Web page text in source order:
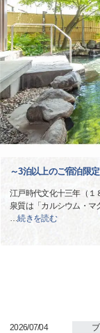
～3泊以上のご宿泊限
江戸時代文化十三年（１
泉質は「カルシウム・マ
…続きを読む
2026/07/04